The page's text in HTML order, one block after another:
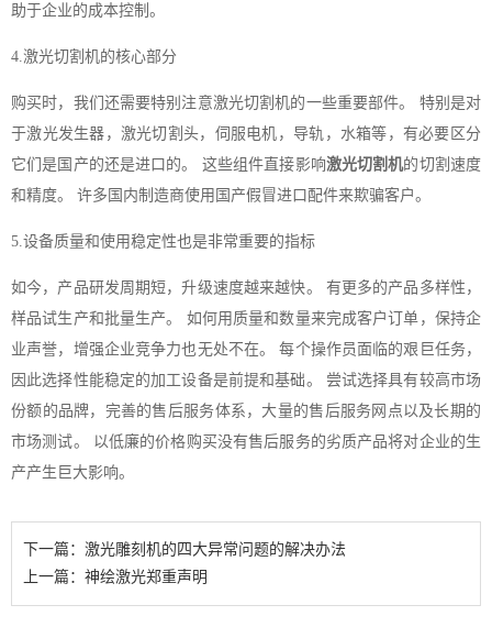
助于企业的成本控制。
4.激光切割机的核心部分
购买时，我们还需要特别注意激光切割机的一些重要部件。 特别是对
于激光发生器，激光切割头，伺服电机，导轨，水箱等，有必要区分
它们是国产的还是进口的。 这些组件直接影响激光切割机的切割速度
和精度。 许多国内制造商使用国产假冒进口配件来欺骗客户。
5.设备质量和使用稳定性也是非常重要的指标
如今，产品研发周期短，升级速度越来越快。 有更多的产品多样性，
样品试生产和批量生产。 如何用质量和数量来完成客户订单，保持企
业声誉，增强企业竞争力也无处不在。 每个操作员面临的艰巨任务，
因此选择性能稳定的加工设备是前提和基础。 尝试选择具有较高市场
份额的品牌，完善的售后服务体系，大量的售后服务网点以及长期的
市场测试。 以低廉的价格购买没有售后服务的劣质产品将对企业的生
产产生巨大影响。
下一篇：激光雕刻机的四大异常问题的解决办法
上一篇：神绘激光郑重声明